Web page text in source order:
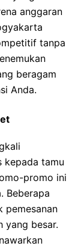
anggaran
tanpa
beragam
Anda.
kepada tamu
promo ini
Beberapa
pemesanan
yang besar.